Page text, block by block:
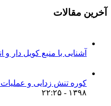
آخرین مقالات
آشنایی با منبع کویل دار و
کوره تنش زدایی و
۱۳۹۸ - ۲۲:۲۵